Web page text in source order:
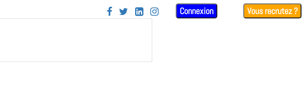
    Connexion Vous recrutez ?